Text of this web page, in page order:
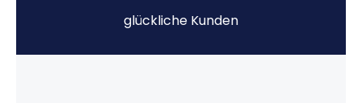
glückliche Kunden